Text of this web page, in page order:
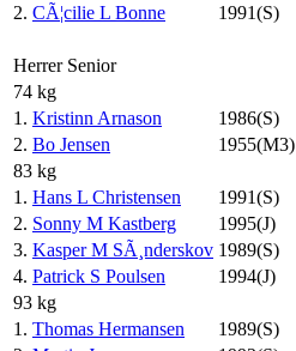
2. CÃ¦cilie L Bonne 1991(S)
Herrer Senior
74 kg
1. Kristinn Arnason 1986(S)
2. Bo Jensen 1955(M3)
83 kg
1. Hans L Christensen 1991(S)
2. Sonny M Kastberg 1995(J)
3. Kasper M SÃ¸nderskov 1989(S)
4. Patrick S Poulsen 1994(J)
93 kg
1. Thomas Hermansen 1989(S)